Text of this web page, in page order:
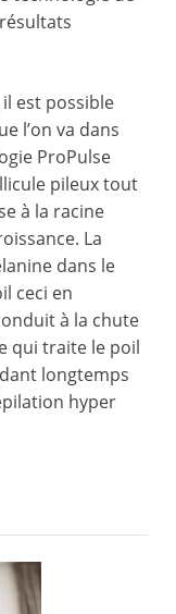
est possible
l’on va dans
ProPulse
pileux tout
à la racine
La
dans le
ceci en
à la chute
qui traite le poil
longtemps
hyper